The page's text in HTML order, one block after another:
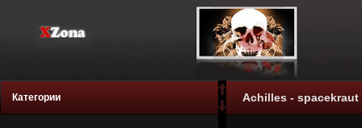
Категории Achilles - spacekraut